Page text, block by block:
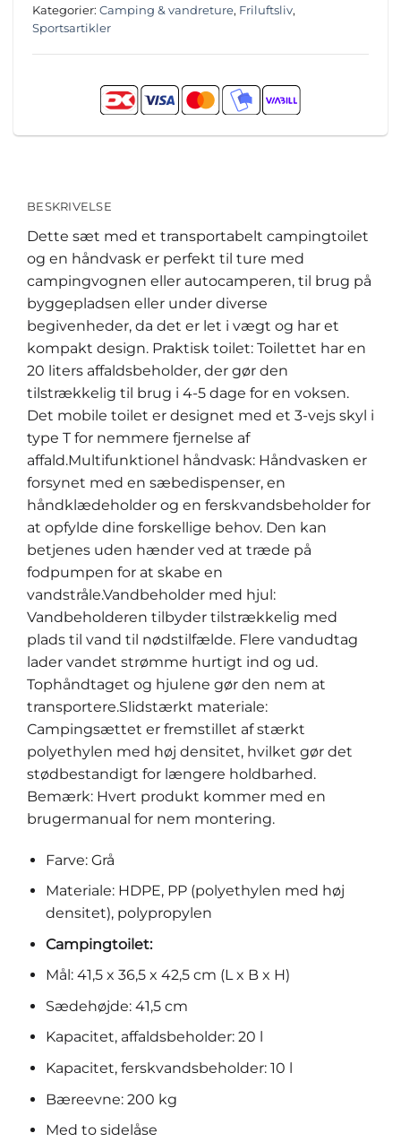
Kategorier: Camping & vandreture, Friluftsliv,
Sportsartikler
BESKRIVELSE
Dette sæt med et transportabelt campingtoilet
og en håndvask er perfekt til ture med
campingvognen eller autocamperen, til brug på
byggepladsen eller under diverse
begivenheder, da det er let i vægt og har et
kompakt design. Praktisk toilet: Toilettet har en
20 liters affaldsbeholder, der gør den
tilstrækkelig til brug i 4-5 dage for en voksen.
Det mobile toilet er designet med et 3-vejs skyl i
type T for nemmere fjernelse af
affald.Multifunktionel håndvask: Håndvasken er
forsynet med en sæbedispenser, en
håndklædeholder og en ferskvandsbeholder for
at opfylde dine forskellige behov. Den kan
betjenes uden hænder ved at træde på
fodpumpen for at skabe en
vandstråle.Vandbeholder med hjul:
Vandbeholderen tilbyder tilstrækkelig med
plads til vand til nødstilfælde. Flere vandudtag
lader vandet strømme hurtigt ind og ud.
Tophåndtaget og hjulene gør den nem at
transportere.Slidstærkt materiale:
Campingsættet er fremstillet af stærkt
polyethylen med høj densitet, hvilket gør det
stødbestandigt for længere holdbarhed.
Bemærk: Hvert produkt kommer med en
brugermanual for nem montering.
Farve: Grå
Materiale: HDPE, PP (polyethylen med høj
densitet), polypropylen
Campingtoilet:
Mål: 41,5 x 36,5 x 42,5 cm (L x B x H)
Sædehøjde: 41,5 cm
Kapacitet, affaldsbeholder: 20 l
Kapacitet, ferskvandsbeholder: 10 l
Bæreevne: 200 kg
Med to sidelåse